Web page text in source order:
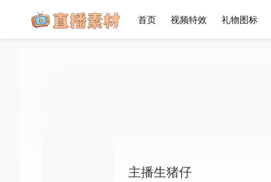
首页 视频特效 礼物图标
主播生猪仔